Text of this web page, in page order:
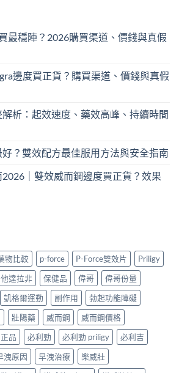
最穩陣？2026購買渠道、價錢與真假
邊度買正貨？購買渠道、價錢與真假
析：起效速度、藥效高峰、持續時間
？雙效配方最佳服用方法與安全指南
｜雙效威而鋼邊度買正貨？效果
物比較 p-force P-Force雙效片
Priligy
他達拉非 保健品 偉哥
偉哥份量
凱格爾運動 副作用
勃起功能障礙
壯陽藥 威而鋼
威而鋼價格
品 必利勁 必利勁 priligy
必利吉
洩原因 早洩治療
樂威壯